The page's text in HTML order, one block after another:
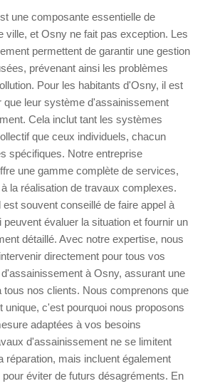
une composante essentielle de
ville, et Osny ne fait pas exception. Les
permettent de garantir une gestion
prévenant ainsi les problèmes
Pour les habitants d'Osny, il est
que leur système d'assainissement
Cela inclut tant les systèmes
que ceux individuels, chacun
spécifiques. Notre entreprise
une gamme complète de services,
la réalisation de travaux complexes.
souvent conseillé de faire appel à
évaluer la situation et fournir un
détaillé. Avec notre expertise, nous
directement pour tous vos
à Osny, assurant une
tous nos clients. Nous comprenons que
unique, c'est pourquoi nous proposons
adaptées à vos besoins
d'assainissement ne se limitent
réparation, mais incluent également
pour éviter de futurs désagréments. En